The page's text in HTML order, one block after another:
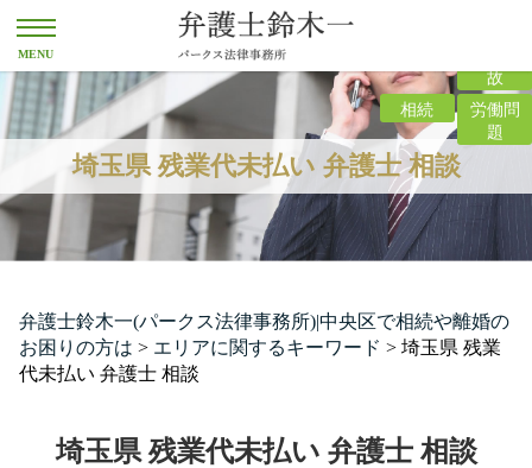
埼玉県 残業代未払い 弁護士 相談
故
相続
労働問
題
弁護士鈴木一(パークス法律事務所)|中央区で相続や離婚の
お困りの方は > エリアに関するキーワード > 埼玉県 残業
代未払い 弁護士 相談
埼玉県 残業代未払い 弁護士 相談